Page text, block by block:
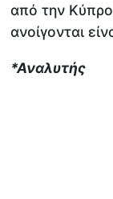
από την Κύπρο
ανοίγονται
*Αναλυτής